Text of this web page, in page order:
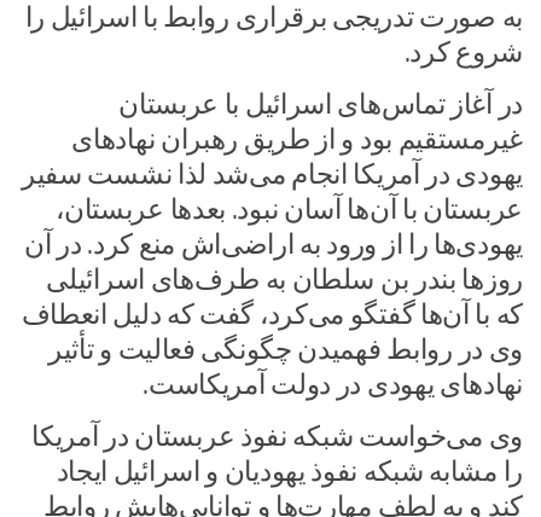
به صورت تدریجی برقراری روابط با اسرائیل را
شروع کرد.
در آغاز تماس‌های اسرائیل با عربستان
غیرمستقیم بود و از طریق رهبران نهادهای
یهودی در آمریکا انجام می‌شد لذا نشست سفیر
عربستان با آن‌ها آسان نبود. بعدها عربستان،
یهودی‌ها را از ورود به اراضی‌اش منع کرد. در آن
روزها بندر بن سلطان به طرف‌های اسرائیلی
که با آن‌ها گفتگو می‌کرد، گفت که دلیل انعطاف
وی در روابط فهمیدن چگونگی فعالیت و تأثیر
نهادهای یهودی در دولت آمریکاست.
وی می‌خواست شبکه نفوذ عربستان در آمریکا
را مشابه شبکه نفوذ یهودیان و اسرائیل ایجاد
کند و به لطف مهارت‌ها و توانایی‌هایش روابط